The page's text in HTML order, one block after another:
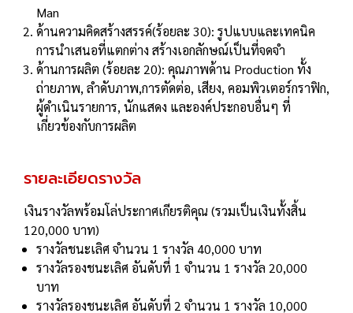
Man
ด้านความคิดสร้างสรรค์(ร้อยละ 30): รูปแบบและเทคนิค
การนำเสนอที่แตกต่าง สร้างเอกลักษณ์เป็นที่จดจำ
ด้านการผลิต (ร้อยละ 20): คุณภาพด้าน Production ทั้ง
ถ่ายภาพ, ลำดับภาพ,การตัดต่อ, เสียง, คอมพิวเตอร์กราฟิก,
ผู้ดำเนินรายการ, นักแสดง และองค์ประกอบอื่นๆ ที่
เกี่ยวข้องกับการผลิต
รายละเอียดรางวัล
เงินรางวัลพร้อมโล่ประกาศเกียรติคุณ (รวมเป็นเงินทั้งสิ้น
120,000 บาท)
รางวัลชนะเลิศ จํานวน 1 รางวัล 40,000 บาท
รางวัลรองชนะเลิศ อันดับที่ 1 จํานวน 1 รางวัล 20,000
บาท
รางวัลรองชนะเลิศ อันดับที่ 2 จํานวน 1 รางวัล 10,000